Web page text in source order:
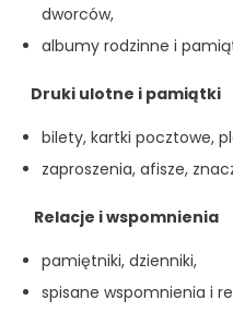
dworców,
albumy rodzinne i
Druki ulotne i pamiątki
bilety, kartki pocztowe,
zaproszenia, afisze,
Relacje i wspomnienia
pamiętniki, dzienniki,
spisane wspomnienia i